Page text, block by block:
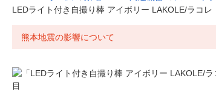
LEDライト付き自撮り棒 アイボリー LAKOLE/ラコレ
熊本地震の影響について